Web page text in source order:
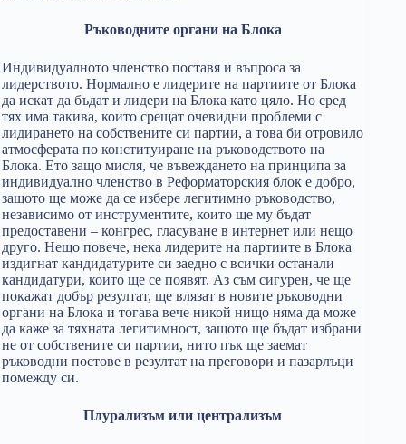
Ръководните органи на Блока
Индивидуалното членство поставя и въпроса за
лидерството. Нормално е лидерите на партиите от Блока
да искат да бъдат и лидери на Блока като цяло. Но сред
тях има такива, които срещат очевидни проблеми с
лидирането на собствените си партии, а това би отровило
атмосферата по конституиране на ръководството на
Блока. Ето защо мисля, че въвеждането на принципа за
индивидуално членство в Реформаторския блок е добро,
защото ще може да се избере легитимно ръководство,
независимо от инструментите, които ще му бъдат
предоставени – конгрес, гласуване в интернет или нещо
друго. Нещо повече, нека лидерите на партиите в Блока
издигнат кандидатурите си заедно с всички останали
кандидатури, които ще се появят. Аз съм сигурен, че ще
покажат добър резултат, ще влязат в новите ръководни
органи на Блока и тогава вече никой нищо няма да може
да каже за тяхната легитимност, защото ще бъдат избрани
не от собствените си партии, нито пък ще заемат
ръководни постове в резултат на преговори и пазарлъци
помежду си.
Плурализъм или централизъм